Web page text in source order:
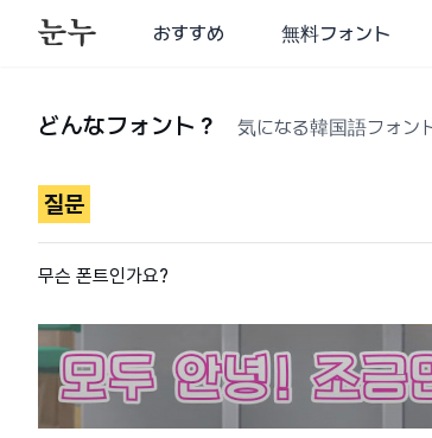
おすすめ 無料フォント
どんなフォント？ 気になる韓国語フォン
질문
무슨 폰트인가요?